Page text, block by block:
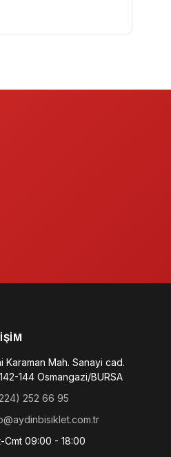
Karaman Mah. Sanayi cad.
144 Osmangazi/BURSA
252 66 95
Cmt 09:00 - 18:00